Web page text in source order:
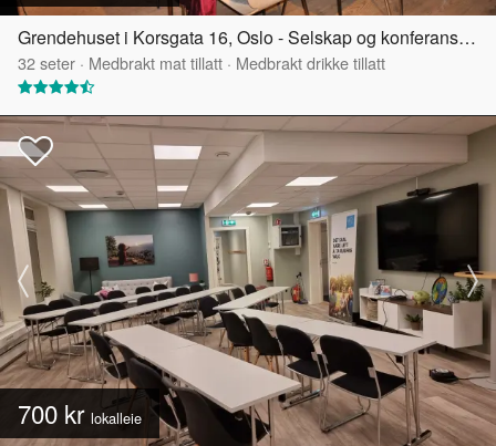
Grendehuset i Korsgata 16, Oslo - Selskap og konferanselokale
32seter · Medbrakt mat tillatt · Medbrakt drikke tillatt
700 kr lokalleie